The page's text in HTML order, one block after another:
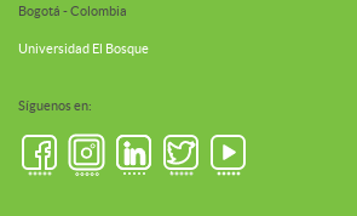
Bogotá - Colombia
Universidad El Bosque
Síguenos en: